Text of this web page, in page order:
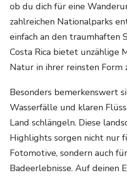
ob du dich für eine
zahlreichen Nationalparks
einfach an den traumhaften
Costa Rica bietet unzählige
Natur in ihrer reinsten Form
Besonders bemerkenswert
Wasserfälle und klaren
Land schlängeln. Diese
Highlights sorgen nicht nur
Fotomotive, sondern auch
Badeerlebnisse. Auf deinen